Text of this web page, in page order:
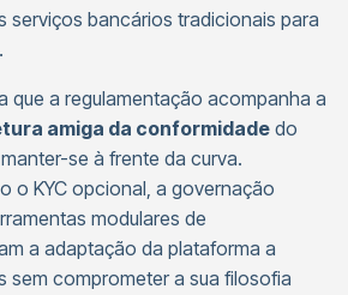
serviços bancários tradicionais para
que a regulamentação acompanha a
amiga da conformidade do
se à frente da curva.
o KYC opcional, a governação
modulares de
a adaptação da plataforma a
sem comprometer a sua filosofia